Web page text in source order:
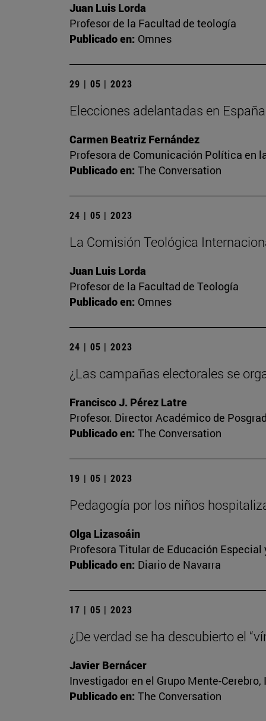
Juan Luis Lorda
Profesor de la Facultad de teología
Publicado en: Omnes
29 | 05 | 2023
Elecciones adelantadas en
Carmen Beatriz Fernández
Profesora de Comunicación Política en
Publicado en: The Conversation
24 | 05 | 2023
La Comisión Teológica
Juan Luis Lorda
Profesor de la Facultad de Teología
Publicado en: Omnes
24 | 05 | 2023
¿Las campañas electorales se
Francisco J. Pérez Latre
Profesor. Director Académico de
Publicado en: The Conversation
19 | 05 | 2023
Pedagogía por los niños
Olga Lizasoáin
Profesora Titular de Educación
Publicado en: Diario de Navarra
17 | 05 | 2023
¿De verdad se ha descubierto el
Javier Bernácer
Investigador en el Grupo Mente-
Publicado en: The Conversation